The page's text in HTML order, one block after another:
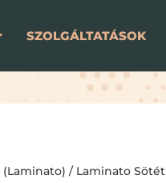
SZOLGÁLTATÁSOK
/ Laminato Sötét